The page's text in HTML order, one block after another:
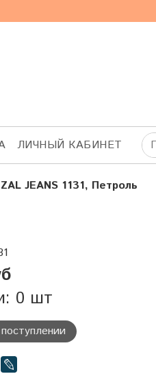
ЛИЧНЫЙ КАБИНЕТ
JEANS 1131, Петроль
0 шт